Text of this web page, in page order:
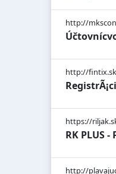
http://
http://fintix.sk
https://
RK PLUS
http://